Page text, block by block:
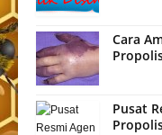
Cara
Pusat